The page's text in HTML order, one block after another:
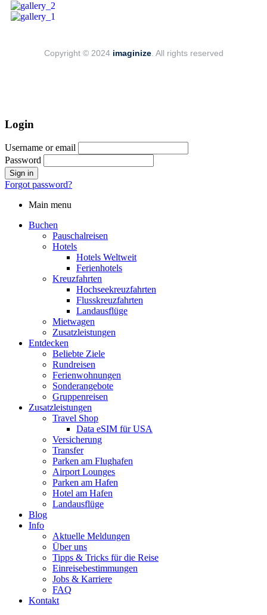
Copyright © 2024 imaginize. All rights reserved
Login
Username or email
Password
Forgot password?
Main menu
Buchen
Pauschalreisen
Hotels
Hotels Weltweit
Ferienhotels
Kreuzfahrten
Hochseekreuzfahrten
Flusskreuzfahrten
Landausflüge
Mietwagen
Zusatzleistungen
Entdecken
Beliebte Ziele
Rundreisen
Ferienwohnungen
Sonderangebote
Gruppenreisen
Zusatzleistungen
Travel Shop
Data eSIM für USA
Versicherung
Transfer
Parken am Flughafen
Airport Lounges
Parken am Hafen
Hotel am Hafen
Landausflüge
Blog
Info
Aktuelle Meldungen
Über uns
Tipps & Tricks für die Reise
Einreisebestimmungen
Jobs & Karriere
FAQ
Kontakt